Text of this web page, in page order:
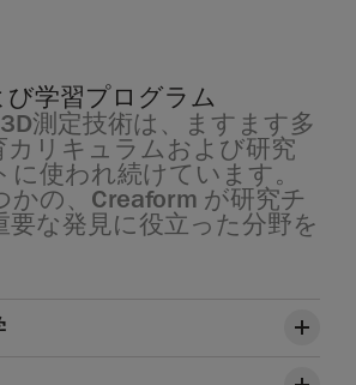
学習プログラム
測定技術は、ますます多
カリキュラムおよび研究
使われ続けています。
かの、Creaform が研究チ
要な発見に役立った分野を